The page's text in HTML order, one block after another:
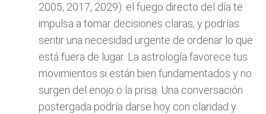
2005, 2017, 2029): el fuego directo del día te
impulsa a tomar decisiones claras, y podrías
sentir una necesidad urgente de ordenar lo que
está fuera de lugar. La astrología favorece tus
movimientos si están bien fundamentados y no
surgen del enojo o la prisa. Una conversación
postergada podría darse hoy con claridad y